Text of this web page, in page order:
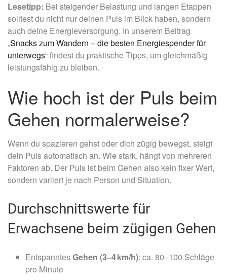
Lesetipp: Bei steigender Belastung und langen Etappen
solltest du nicht nur deinen Puls im Blick haben, sondern
auch deine Energieversorgung. In unserem Beitrag
„Snacks zum Wandern – die besten Energiespender für
unterwegs“ findest du praktische Tipps, um gleichmäßig
leistungsfähig zu bleiben.
Wie hoch ist der Puls beim
Gehen normalerweise?
Wenn du spazieren gehst oder dich zügig bewegst, steigt
dein Puls automatisch an. Wie stark, hängt von mehreren
Faktoren ab. Der Puls ist beim Gehen also kein fixer Wert,
sondern variiert je nach Person und Situation.
Durchschnittswerte für
Erwachsene beim zügigen Gehen
EntspanntesGehen (3–4 km/h): ca. 80–100 Schläge
pro Minute